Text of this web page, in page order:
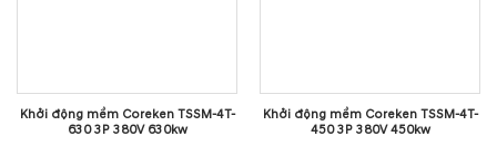
Khởi động mềm Coreken TSSM-4T-
630 3P 380V 630kw
Khởi động mềm Coreken TSSM-4T-
450 3P 380V 450kw